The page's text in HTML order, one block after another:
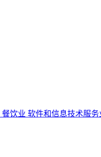
餐饮业 软件和信息技术服